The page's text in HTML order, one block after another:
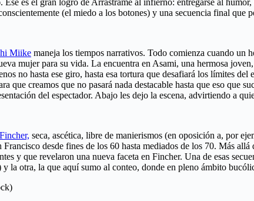
(el miedo a los botones) y una secuencia final que
Miike maneja los tiempos narrativos. Todo comienza cuando un
mujer para su vida. La encuentra en Asami, una hermosa
no hasta ese giro, hasta esa tortura que desafiará los límites
que creamos que no pasará nada destacable hasta que eso que
del espectador. Abajo les dejo la escena, advirtiendo a
seca, ascética, libre de manierismos (en oposición a, por
desde fines de los 60 hasta mediados de los 70. Más
y que revelaron una nueva faceta en Fincher. Una de esas
la otra, la que aquí sumo al conteo, donde en pleno ámbito